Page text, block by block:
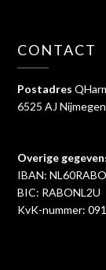
CONTACT
Postadres
6525 AJ Nijmegen
Overige
IBAN:
BIC: RABONL2U
KvK-nummer: